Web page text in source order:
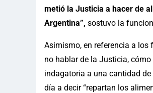
metió la Justicia a hacer de
Argentina”, sostuvo la
Asimismo, en referencia a los
no hablar de la Justicia,
indagatoria a una cantidad
día a decir “repartan los